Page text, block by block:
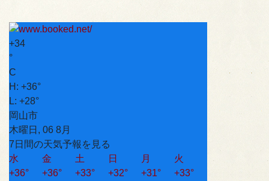
+34
°
C
H: +36°
L: +28°
岡山市
木曜日, 06 8月
7日間の天気予報を見る
水
金 土 日 月
火
+36° +36° +33° +32° +31° +33°